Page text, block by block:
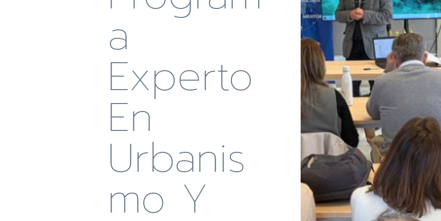
A
Experto
En
Urbanis
Mo Y